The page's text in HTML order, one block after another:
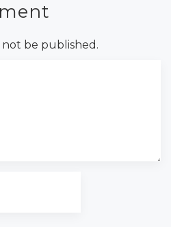
not be published.